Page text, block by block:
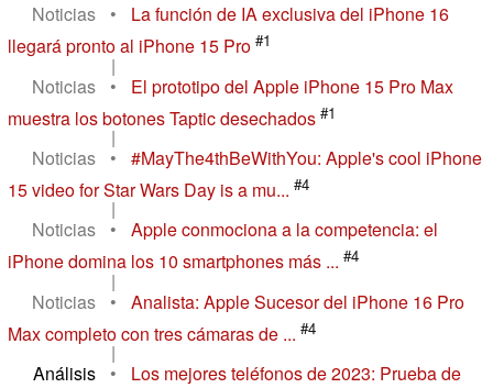
Noticias •
La función de IA exclusiva del iPhone 16
llegará pronto al iPhone 15 Pro #1
|
Noticias
•
El prototipo del Apple iPhone 15 Pro Max
muestra los botones Taptic desechados #1
|
Noticias
•
#MayThe4thBeWithYou: Apple's cool iPhone
15 video for Star Wars Day is a mu... #4
|
Noticias
•
Apple conmociona a la competencia: el
iPhone domina los 10 smartphones más ... #4
|
Noticias
•
Analista: Apple Sucesor del iPhone 16 Pro
Max completo con tres cámaras de ... #4
|
Análisis
•
Los mejores teléfonos de 2023: Prueba de